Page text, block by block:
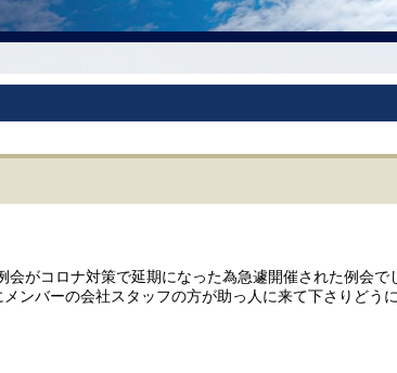
がコロナ対策で延期になった為急遽開催された例会で
ンバーの会社スタッフの方が助っ人に来て下さりどう